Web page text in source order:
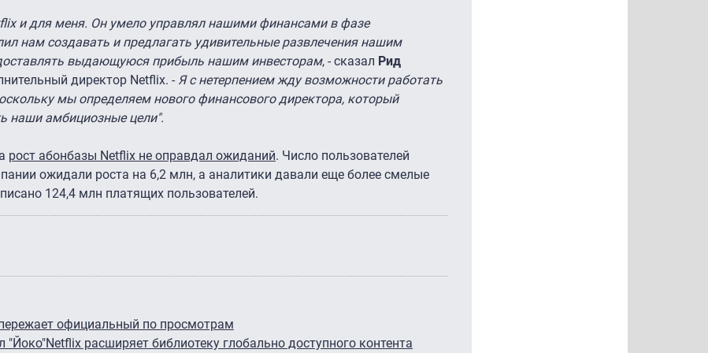
и для меня. Он умело управлял нашими финансами в фазе
нам создавать и предлагать удивительные развлечения нашим
выдающуюся прибыль нашим инвесторам, - сказал Рид
директор Netflix. - Я с нетерпением жду возможности работать
мы определяем нового финансового директора, который
наши амбициозные цели".
рост абонбазы Netflix не оправдал ожиданий. Число пользователей
ожидали роста на 6,2 млн, а аналитики давали еще более смелые
124,4 млн платящих пользователей.
официальный по просмотрам
"Йоко"Netflix расширяет библиотеку глобально доступного контента